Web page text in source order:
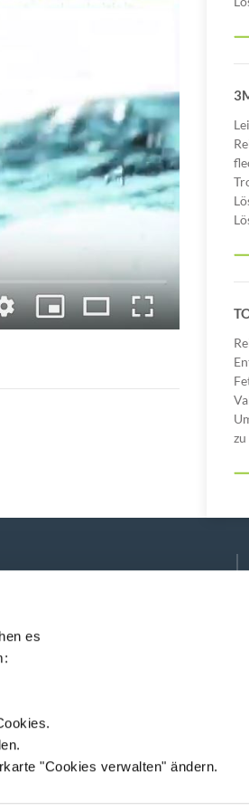
es
"Cookies verwalten" ändern.
©